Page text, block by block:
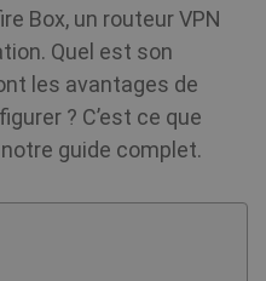
Box, un routeur VPN
Quel est son
les avantages de
? C’est ce que
guide complet.